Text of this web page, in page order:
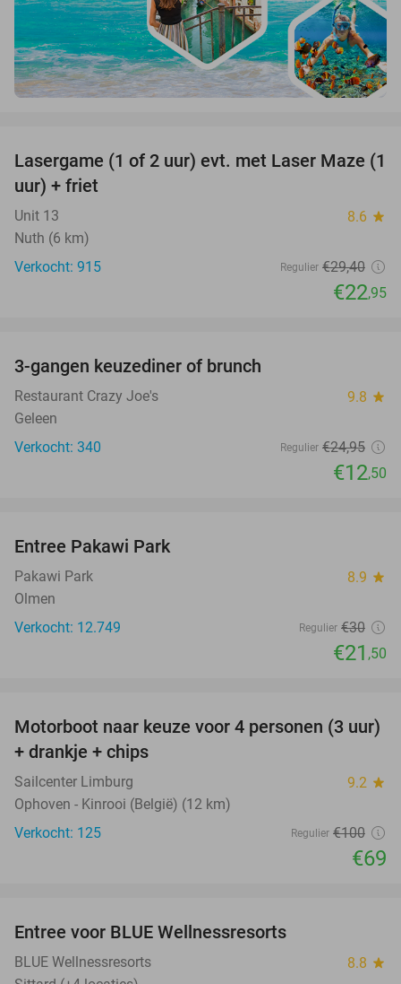
22%
Lasergame (1 of 2 uur) evt. met Laser Maze (1
uur) + friet
Unit 13 8.6 star
Nuth (6 km)
Verkocht: 915
Regulier €29,40
€22,95
3-gangen keuzediner of brunch
Restaurant Crazy Joe's 9.8 star
Geleen
Verkocht: 340
Regulier €24,95
€12,50
Entree Pakawi Park
Pakawi Park 8.9 star
Olmen
Verkocht: 12.749
Regulier €30
€21 ,50
31%
Motorboot naar keuze voor 4 personen (3 uur)
+ drankje + chips
Sailcenter Limburg 9.2 star
Ophoven - Kinrooi (België) (12 km)
Verkocht: 125
Regulier €100
€69
Entree voor BLUE Wellnessresorts
BLUE Wellnessresorts 8.8 star